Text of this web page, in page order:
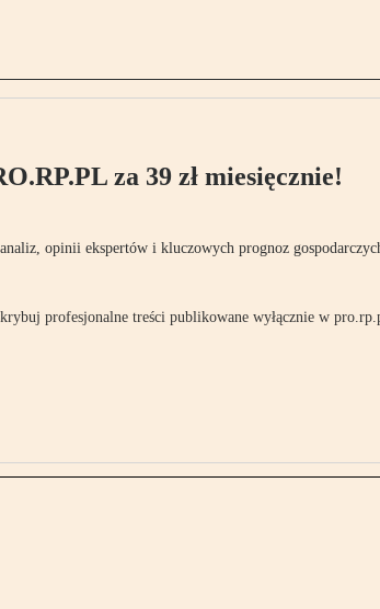
za 39 zł miesięcznie!
opinii ekspertów i kluczowych prognoz
profesjonalne treści publikowane wyłącznie w